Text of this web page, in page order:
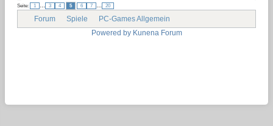
Seite: 1 ... 3 4 5 6 7 ... 20
Forum Spiele
PC-Games Allgemein
Powered by Kunena Forum